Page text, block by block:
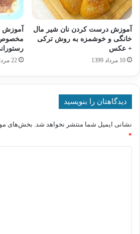
آموزش درست کردن نان شیر مال
خانگی و خوشمزه به روش ترکی
+ عکس
10 مرداد 1399 22 مرداد 1399
دیدگاهتان را بنویسید
نشانی ایمیل شما منتشر نخواهد شد. بخش‌های
*